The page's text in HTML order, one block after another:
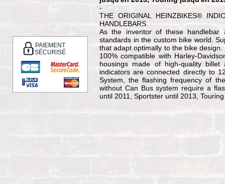
PAIEMENT
SÉCURISÉ
-
THE ORIGINAL HEINZBIKES®
HANDLEBARS
As the inventor of these handlebar
standards in the custom bike world.
that adapt optimally to the bike
100% compatible with Harley-
housings made of high-quality
indicators are connected directly to
System, the flashing frequency of
without Can Bus system require a
until 2011, Sportster until 2013,